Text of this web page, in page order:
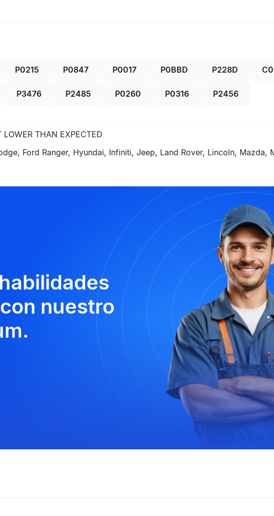
P0215 P0847 P0017 P0BBD P228D
P3476 P2485 P0260 P0316 P2456
LOWER THAN EXPECTED
Ford Ranger, Hyundai, Infiniti, Jeep, Land Rover, Lincoln, Mazda,
nuestro